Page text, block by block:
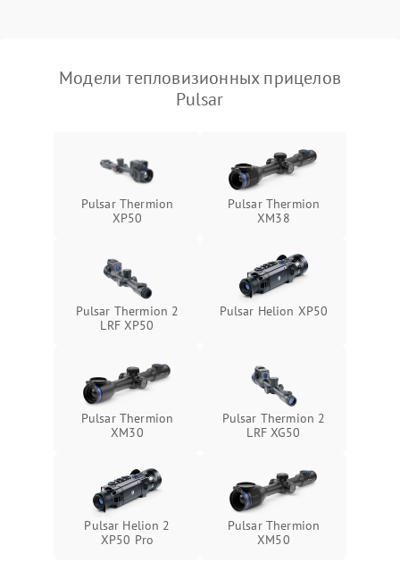
Неисправность системы
перенапряжения
1500 ₽
защиты от замыкания
Неисправность системы
защиты от перегрева
1500 ₽ Подробнее →
от перенапряжения
Поломка системы защиты
1500 ₽ Подробнее →
Модели тепловизионных прицелов
Pulsar
Pulsar Thermion
XP50
Pulsar Thermion
XM38
Pulsar Thermion 2
LRF XP50
Pulsar Helion XP50
Pulsar Thermion
XM30
Pulsar Thermion 2
LRF XG50
Pulsar Helion 2
XP50 Pro
Pulsar Thermion
XM50